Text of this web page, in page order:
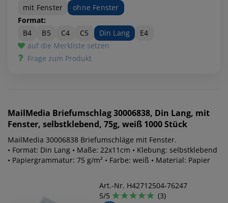
mit Fenster
ohne Fenster
Format:
B4
B5 C4 C5 Din Lang
E4
auf die Merkliste setzen
Frage zum Produkt
MailMedia Briefumschlag 30006838, Din Lang, mit
Fenster, selbstklebend, 75g, weiß 1000 Stück
MailMedia 30006838 Briefumschläge mit Fenster.
• Format: Din Lang • Maße: 22x11cm • Klebung: selbstklebend
• Papiergrammatur: 75 g/m² • Farbe: weiß • Material: Papier
Art.-Nr. H42712504-76247
5/5
(3)